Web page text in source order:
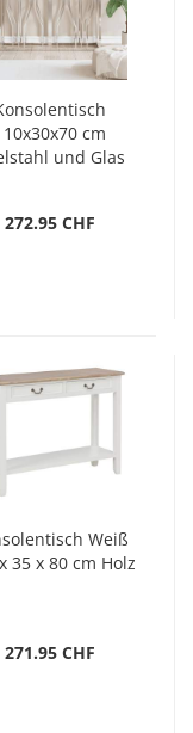
cm
und Glas
272.95 CHF
Weiß
35 x 80 cm Holz
271.95 CHF